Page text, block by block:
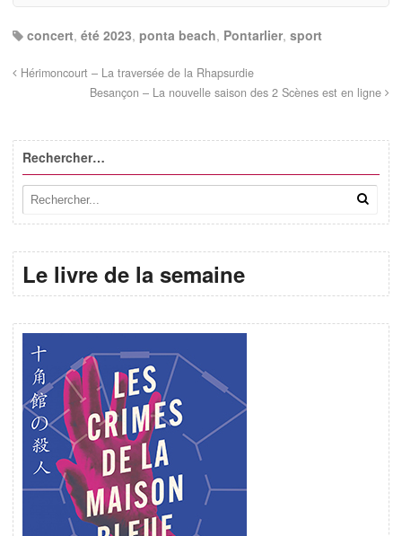
concert, été 2023, ponta beach, Pontarlier, sport
Hérimoncourt – La traversée de la Rhapsurdie
Besançon – La nouvelle saison des 2 Scènes est en ligne
Rechercher…
Le livre de la semaine